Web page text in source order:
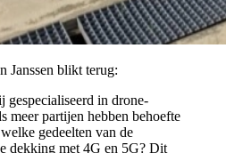
Janssen blikt terug:
gespecialiseerd in drone-
meer partijen hebben behoefte
gedeelten van de
dekking met 4G en 5G? Dit